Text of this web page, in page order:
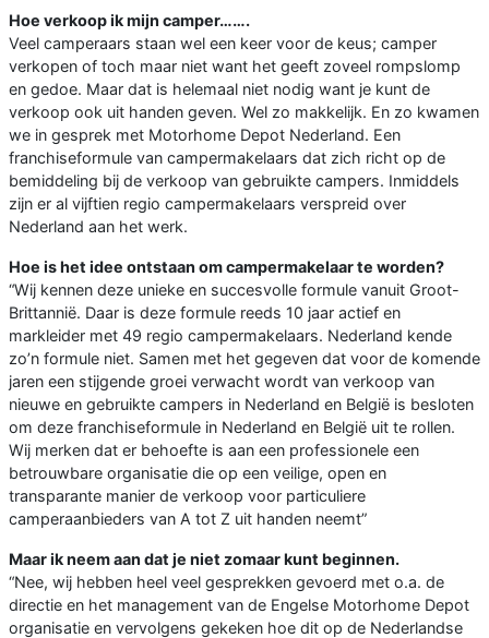
Hoe verkoop ik mijn camper…….
Veel camperaars staan wel een keer voor de keus; camper
verkopen of toch maar niet want het geeft zoveel rompslomp
en gedoe. Maar dat is helemaal niet nodig want je kunt de
verkoop ook uit handen geven. Wel zo makkelijk. En zo kwamen
we in gesprek met Motorhome Depot Nederland. Een
franchiseformule van campermakelaars dat zich richt op de
bemiddeling bij de verkoop van gebruikte campers. Inmiddels
zijn er al vijftien regio campermakelaars verspreid over
Nederland aan het werk.
Hoe is het idee ontstaan om campermakelaar te worden?
“Wij kennen deze unieke en succesvolle formule vanuit Groot-
Brittannië. Daar is deze formule reeds 10 jaar actief en
markleider met 49 regio campermakelaars. Nederland kende
zo’n formule niet. Samen met het gegeven dat voor de komende
jaren een stijgende groei verwacht wordt van verkoop van
nieuwe en gebruikte campers in Nederland en België is besloten
om deze franchiseformule in Nederland en België uit te rollen.
Wij merken dat er behoefte is aan een professionele een
betrouwbare organisatie die op een veilige, open en
transparante manier de verkoop voor particuliere
camperaanbieders van A tot Z uit handen neemt”
Maar ik neem aan dat je niet zomaar kunt beginnen.
“Nee, wij hebben heel veel gesprekken gevoerd met o.a. de
directie en het management van de Engelse Motorhome Depot
organisatie en vervolgens gekeken hoe dit op de Nederlandse